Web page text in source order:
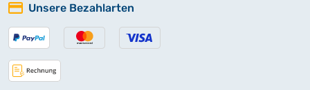
Unsere Bezahlarten